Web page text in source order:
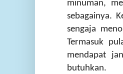
minuman,
sebagainya.
sengaja
Termasuk
mendapat
butuhkan.